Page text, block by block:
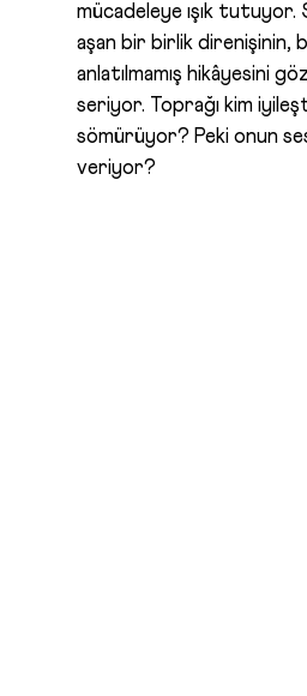
mücadeleye ışık tutuyor.
aşan bir birlik direnişinin,
anlatılmamış hikâyesini
seriyor. Toprağı kim
sömürüyor? Peki onun
veriyor?